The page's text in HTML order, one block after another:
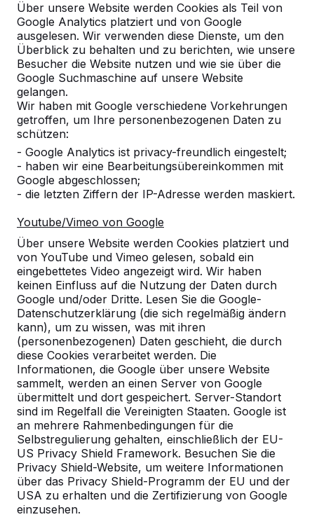
Über unsere Website werden Cookies als Teil von
Google Analytics platziert und von Google
ausgelesen. Wir verwenden diese Dienste, um den
Überblick zu behalten und zu berichten, wie unsere
Besucher die Website nutzen und wie sie über die
Google Suchmaschine auf unsere Website
gelangen.
Wir haben mit Google verschiedene Vorkehrungen
getroffen, um Ihre personenbezogenen Daten zu
schützen:
- Google Analytics ist privacy-freundlich eingestelt;
- haben wir eine Bearbeitungsübereinkommen mit
Google abgeschlossen;
- die letzten Ziffern der IP-Adresse werden maskiert.
Youtube/Vimeo von Google
Über unsere Website werden Cookies platziert und
von YouTube und Vimeo gelesen, sobald ein
eingebettetes Video angezeigt wird. Wir haben
keinen Einfluss auf die Nutzung der Daten durch
Google und/oder Dritte. Lesen Sie die Google-
Datenschutzerklärung (die sich regelmäßig ändern
kann), um zu wissen, was mit ihren
(personenbezogenen) Daten geschieht, die durch
diese Cookies verarbeitet werden. Die
Informationen, die Google über unsere Website
sammelt, werden an einen Server von Google
übermittelt und dort gespeichert. Server-Standort
sind im Regelfall die Vereinigten Staaten. Google ist
an mehrere Rahmenbedingungen für die
Selbstregulierung gehalten, einschließlich der EU-
US Privacy Shield Framework. Besuchen Sie die
Privacy Shield-Website, um weitere Informationen
über das Privacy Shield-Programm der EU und der
USA zu erhalten und die Zertifizierung von Google
einzusehen.
Set ovale Bretter
€ 170,00 exkl. MwSt.
Produkt ansehen
Häufig gestellte Fragen